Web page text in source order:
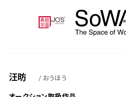
汪昉 / おうほう